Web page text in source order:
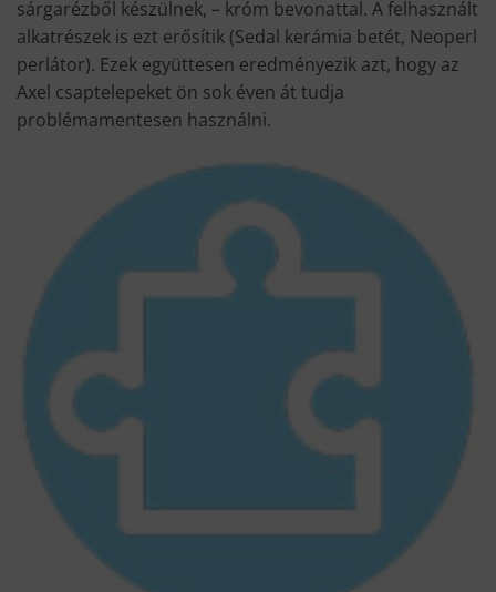
sárgarézből készülnek, – króm bevonattal. A felhasznált
alkatrészek is ezt erősítik (Sedal kerámia betét, Neoperl
perlátor). Ezek együttesen eredményezik azt, hogy az
Axel csaptelepeket ön sok éven át tudja
problémamentesen használni.